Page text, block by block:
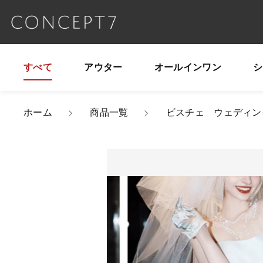
すべて アウター オールインワン
ホーム 商品一覧 ビスチェ ウェディ
カラー
サイズ
数量
価格帯
～
並び順